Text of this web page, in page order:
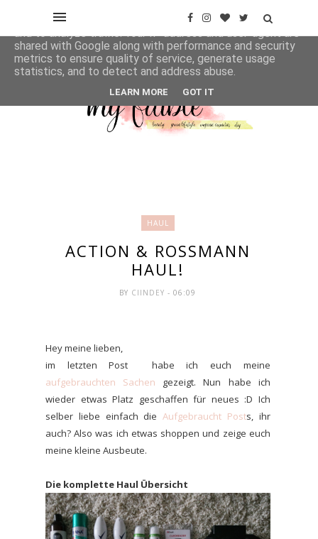
HAUL
ACTION & ROSSMANN
HAUL!
BY CIINDEY- 06:09
Hey meine lieben,
im letzten Post habe ich euch meine
aufgebrauchten Sachen gezeigt. Nun habe ich
wieder etwas Platz geschaffen für neues :D Ich
selber liebe einfach dieAufgebraucht Posts, ihr
auch? Also was ich etwas shoppen und zeige euch
meine kleine Ausbeute.
Die komplette Haul Übersicht
This site uses cookies from Google to deliver its services
and to analyze traffic. Your IP address and user-agent are
shared with Google along with performance and security
metrics to ensure quality of service, generate usage
statistics, and to detect and address abuse.
LEARN MORE GOT IT